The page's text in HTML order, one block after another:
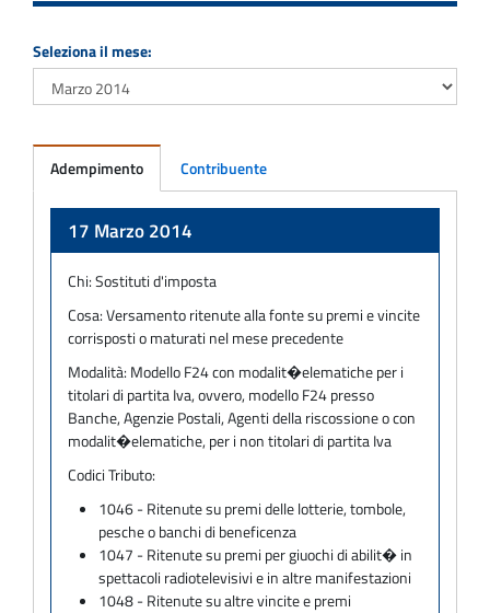
Seleziona il mese:
Adempimento Contribuente
17 Marzo 2014
Chi:Sostituti d'imposta
Cosa:Versamento ritenute alla fonte su premi e vincite
corrisposti o maturati nel mese precedente
Modalità: Modello F24 con modalit�elematiche per i
titolari di partita Iva, ovvero, modello F24 presso
Banche, Agenzie Postali, Agenti della riscossione o con
modalit�elematiche, per i non titolari di partita Iva
Codici Tributo:
1046 - Ritenute su premi delle lotterie, tombole,
pesche o banchi di beneficenza
1047 - Ritenute su premi per giuochi di abilit� in
spettacoli radiotelevisivi e in altre manifestazioni
1048 - Ritenute su altre vincite e premi